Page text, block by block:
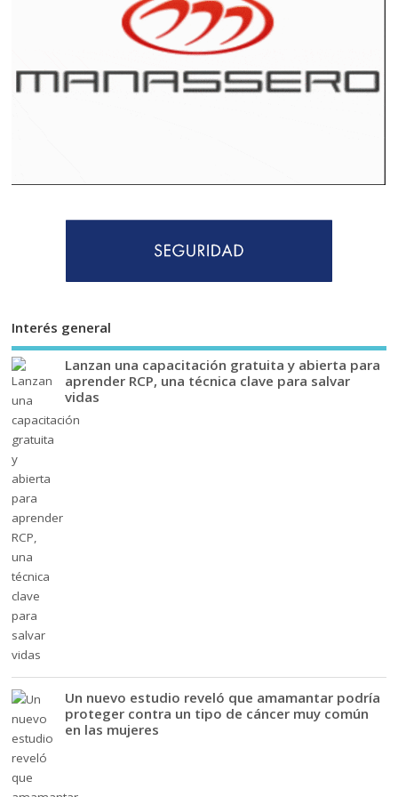
Interés general
Lanzan una capacitación gratuita y abierta para
aprender RCP, una técnica clave para salvar
vidas
Un nuevo estudio reveló que amamantar podría
proteger contra un tipo de cáncer muy común
en las mujeres